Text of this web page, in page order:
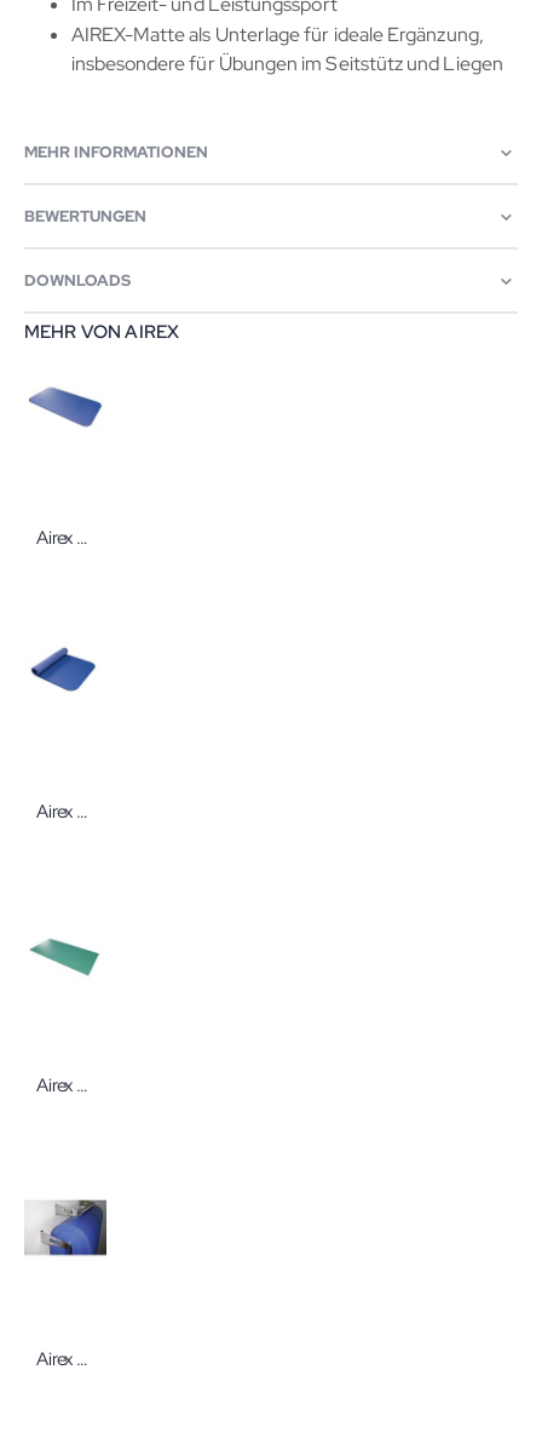
AIREX-Matte als Unterlage für ideale Ergänzung,
insbesondere für Übungen im Seitstütz und Liegen
MEHR INFORMATIONEN
BEWERTUNGEN
DOWNLOADS
MEHR VON AIREX
Airex Corona 200 Gymnastikmatte
Airex Corona 185 Gymnastikmatte
Airex Hercules Gymnastikmatte
Airex Wandhalterung für Matten ohne Ösen Für verschiedene Gymnastikmattentypen